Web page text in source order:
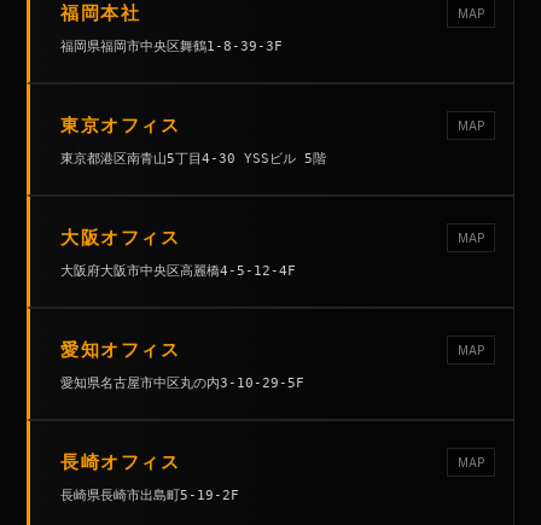
福岡本社 MAP
福岡県福岡市中央区舞鶴1-8-39-3F
東京オフィス MAP
東京都港区南青山5丁目4-30 YSSビル 5階
大阪オフィス MAP
大阪府大阪市中央区高麗橋4-5-12-4F
愛知オフィス MAP
愛知県名古屋市中区丸の内3-10-29-5F
長崎オフィス MAP
長崎県長崎市出島町5-19-2F